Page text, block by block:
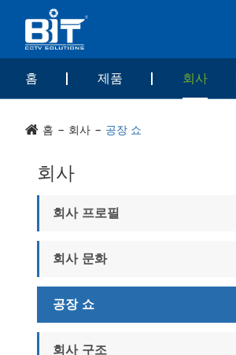
홈 제품 회사
홈 회사 공장 쇼
회사
회사 프로필
회사 문화
공장 쇼
회사 구조